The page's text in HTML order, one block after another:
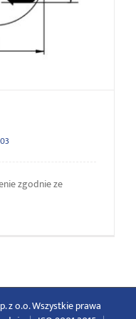
zgodnie ze
z o.o. Wszystkie prawa